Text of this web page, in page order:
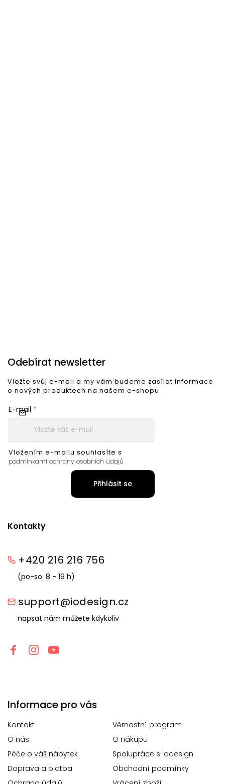
Kontakty
+420 216 216 756
(po-so: 8 - 19 h)
support@iodesign.cz
napsat nám můžete kdykoliv
Informace pro vás
Kontakt
Věrnostní program
O nás
O nákupu
Péče o váš nábytek
Spolupráce s iodesign
Doprava a platba
Obchodní podmínky
Odebírat newsletter
Vložte svůj e-mail a my vám budeme zasílat informace
o nových produktech na našem e-shopu.
E-mail
Vložením e-mailu souhlasíte s
podmínkami ochrany osobních údajů
Přihlásit se